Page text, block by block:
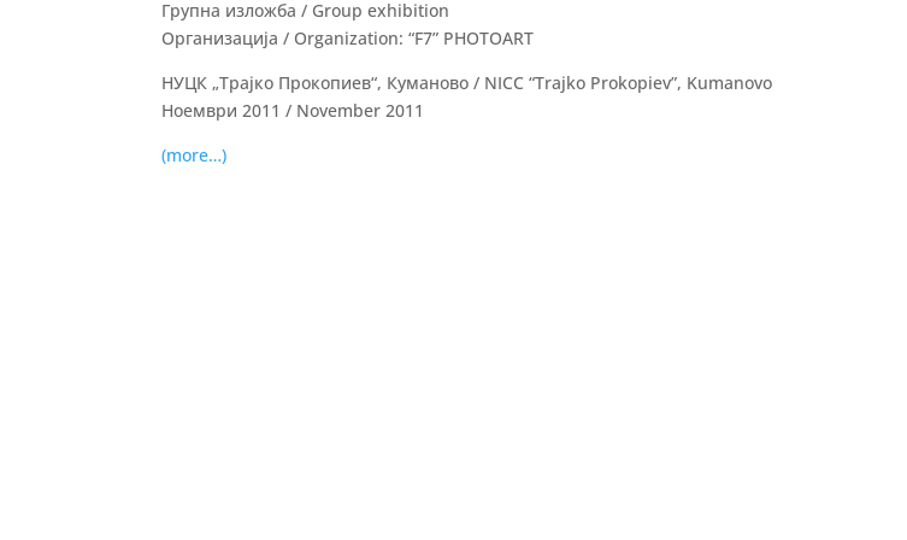
Групна изложба / Group exhibition
Организација / Organization: “F7” PHOTOART
НУЦК „Трајко Прокопиев“, Куманово / NICC “Trajko Prokopiev”, Kumanovo
Ноември 2011 / November 2011
(more…)